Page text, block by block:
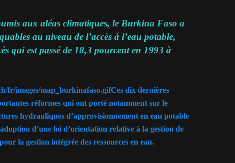
aux aléas climatiques, le Burkina Faso a
au niveau de l’accès à l’eau potable,
qui est passé de 18,3 pourcent en 1993 à
Ces dix dernières
réformes qui ont porté notamment sur le
hydrauliques d’approvisionnement en eau potable
d’une loi d’orientation relative à la gestion de
la gestion intégrée des ressources en eau.